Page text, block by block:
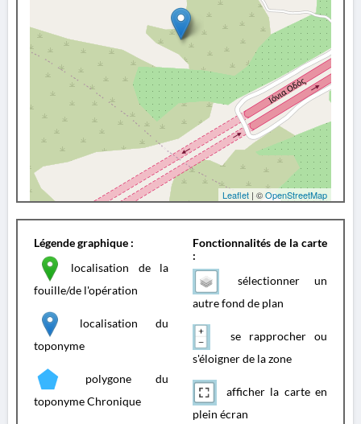
Leaflet | ©OpenStreetMap
Légende graphique :
localisation de la
fouille/de l'opération
localisation du
toponyme
polygone du
toponyme Chronique
Fonctionnalités de la carte
:
sélectionner un
autre fond de plan
se rapprocher ou
s'éloigner de la zone
afficher la carte en
plein écran